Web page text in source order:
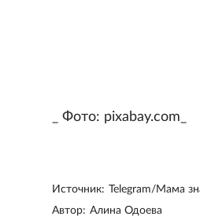
_ Фото: pixabay.com_
Источник: Telegram/Мама
Автор: Алина Одоева